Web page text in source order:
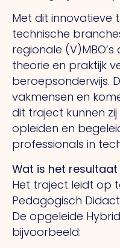
Met dit innovatieve
technische
regionale
theorie en praktijk
beroepsonderwijs.
vakmensen en
dit traject kunnen
opleiden en
professionals in
Wat is het
Het traject leidt op
Pedagogisch
De opgeleide
bijvoorbeeld: